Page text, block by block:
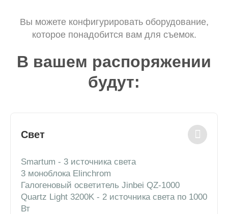
Вы можете конфигурировать оборудование,
которое понадобится вам для съемок.
В вашем распоряжении
будут:
Свет
Smartum - 3 источника света
3 моноблока Elinchrom
Галогеновый осветитель Jinbei QZ-1000
Quartz Light 3200K - 2 источника света по 1000
Вт